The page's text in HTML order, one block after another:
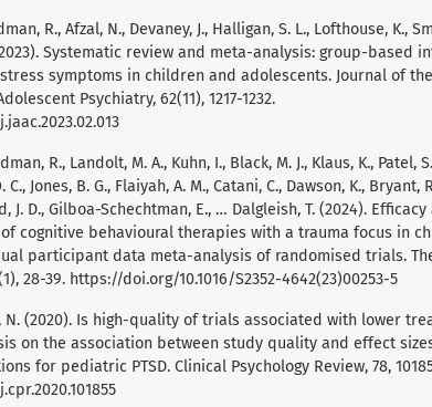
R., Afzal, N., Devaney, J., Halligan, S. L., Lofthouse, K.,
(2023). Systematic review and meta-analysis: group-based
symptoms in children and adolescents. Journal of
Psychiatry, 62(11), 1217-1232.
R., Landolt, M. A., Kuhn, I., Black, M. J., Klaus, K., Patel, S.
C., Jones, B. G., Flaiyah, A. M., Catani, C., Dawson, K., Bryant,
J. D., Gilboa-Schechtman, E., … Dalgleish, T. (2024). Efficacy
cognitive behavioural therapies with a trauma focus in
participant data meta-analysis of randomised trials.
28-39. https://doi.org/10.1016/S2352-4642(23)00253-5
N. (2020). Is high-quality of trials associated with lower
on the association between study quality and effect
for pediatric PTSD. Clinical Psychology Review, 78,